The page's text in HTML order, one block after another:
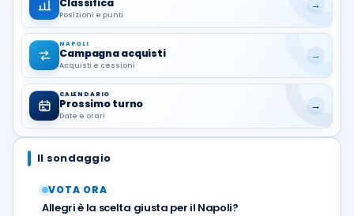
Classifica
Posizioni e punti
→
NAPOLI
Campagna acquisti
Acquisti e cessioni
→
CALENDARIO
Prossimo turno
Date e orari
→
Il sondaggio
VOTA ORA
Allegri è la scelta giusta per il Napoli?